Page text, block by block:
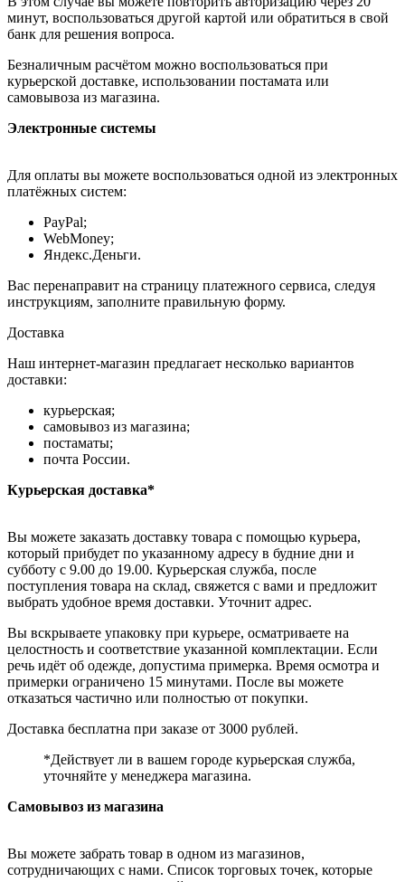
минут, воспользоваться другой картой или обратиться в свой
банк для решения вопроса.
Безналичным расчётом можно воспользоваться при
курьерской доставке, использовании постамата или
самовывоза из магазина.
Электронные системы
Для оплаты вы можете воспользоваться одной из электронных
платёжных систем:
PayPal;
WebMoney;
Яндекс.Деньги.
Вас перенаправит на страницу платежного сервиса, следуя
инструкциям, заполните правильную форму.
Доставка
Наш интернет-магазин предлагает несколько вариантов
доставки:
курьерская;
самовывоз из магазина;
постаматы;
почта России.
Курьерская доставка*
Вы можете заказать доставку товара с помощью курьера,
который прибудет по указанному адресу в будние дни и
субботу с 9.00 до 19.00. Курьерская служба, после
поступления товара на склад, свяжется с вами и предложит
выбрать удобное время доставки. Уточнит адрес.
Вы вскрываете упаковку при курьере, осматриваете на
целостность и соответствие указанной комплектации. Если
речь идёт об одежде, допустима примерка. Время осмотра и
примерки ограничено 15 минутами. После вы можете
отказаться частично или полностью от покупки.
Доставка бесплатна при заказе от 3000 рублей.
*Действует ли в вашем городе курьерская служба,
уточняйте у менеджера магазина.
Самовывоз из магазина
Вы можете забрать товар в одном из магазинов,
сотрудничающих с нами. Список торговых точек, которые